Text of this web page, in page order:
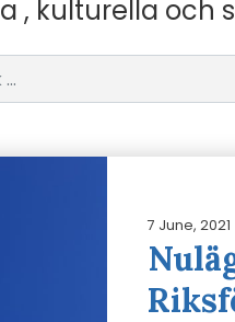
, kulturella och
7 June, 2021